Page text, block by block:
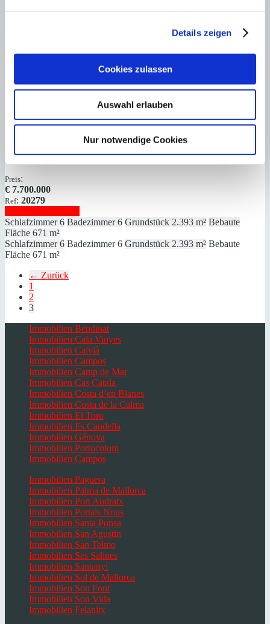
Details zeigen
Cookies zulassen
Auswahl erlauben
Nur notwendige Cookies
Ref:25997
2.024 m² Bebaute
Schlafzimmer 6 Badezimmer 9 Grundstück 2.024 m² Bebaute
Fußbodenheizung Baujahr
Fantastisch gelegene Villa mit Tennisplatz und sagenhafter
Aussicht
Preis:
€ 7.700.000
Ref: 20279
Schlafzimmer 6 Badezimmer 6 Grundstück 2.393 m² Bebaute
Fläche 671 m²
Schlafzimmer 6 Badezimmer 6 Grundstück 2.393 m² Bebaute
Fläche 671 m²
← Zurück
1
2
3
Immobilien Bendinat
Immobilien Cala Vinyes
Immobilien Calvià
Immobilien Campos
Immobilien Camp de Mar
Immobilien Cas Catala
Immobilien Costa d’en Blanes
Immobilien Costa de la Calma
Immobilien El Toro
Immobilien Es Capdella
Immobilien Génova
Immobilien Portocolom
Immobilien Campos
Immobilien Paguera
Immobilien Palma de Mallorca
Immobilien Port Andratx
Immobilien Portals Nous
Immobilien Santa Ponsa
Immobilien San Agustin
Immobilien San Telmo
Immobilien Ses Salines
Immobilien Santanyi
Immobilien Sol de Mallorca
Immobilien Son Font
Immobilien Son Vida
Immobilien Felanitx